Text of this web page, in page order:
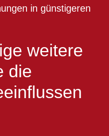
in günstigeren
weitere
die